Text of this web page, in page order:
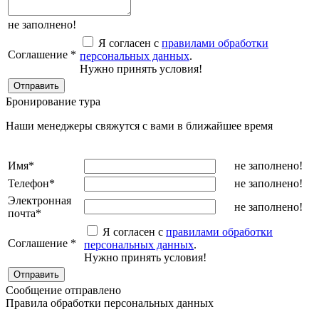
не заполнено!
Соглашение *
Я согласен с правилами обработки
персональных данных.
Нужно принять условия!
Бронирование тура
Наши менеджеры свяжутся с вами в ближайшее время
Имя*
не заполнено!
Телефон*
не заполнено!
Электронная
почта*
не заполнено!
Соглашение *
Я согласен с правилами обработки
персональных данных.
Нужно принять условия!
Сообщение отправлено
Правила обработки персональных данных